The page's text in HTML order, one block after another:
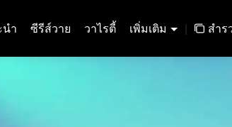
ำ ซีรีส์วาย วาไรตี้ เพิ่มเติม | สำร